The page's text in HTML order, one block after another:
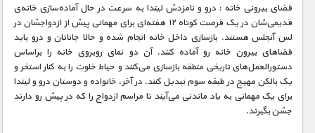
فضای بیرونی خانه : درو و نامزدش لیندا به سرعت در حال آماده‌سازی خانه‌ی
قدیمی‌شان در یک فرصت کوتاه ۱۲ هفته‌ای برای مهمانی پیش از ازدواجشان در
لس آنجلس هستند. بازسازی داخل خانه انجام شده و حالا جاناتان و درو باید
فضاهای بیرون خانه رو آماده کنند. آن دو نمای روبروی خانه را براساس
دستورالعمل‌های تاریخی منطقه بازسازی می‌کنند و حیاط خلوت را به کنار استخر و
یک بالکن مهیج در طبقه سوم تبدیل کنند. در آخر، خانواده و دوستان درو و لیندا
برای یک مهمانی به یاد ماندنی می‌آیند تا مراسم ازدواج را که در پیش رو دارند
جشن بگیرند.